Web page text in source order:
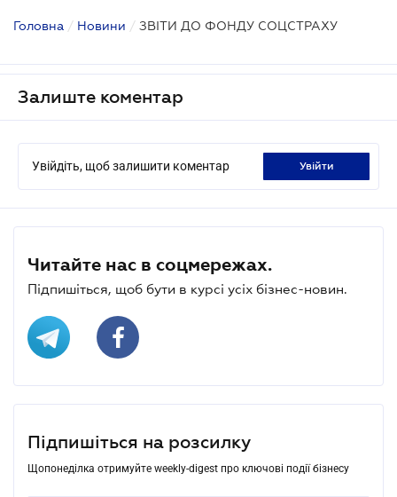
Головна / Новини / ЗВІТИ ДО ФОНДУ СОЦСТРАХУ
Залиште коментар
Увійдіть, щоб залишити коментар увійти
Читайте нас в соцмережах.
Підпишіться, щоб бути в курсі усіх бізнес-новин.
Підпишіться на розсилку
Щопонеділка отримуйте weekly-digest про ключові події бізнесу